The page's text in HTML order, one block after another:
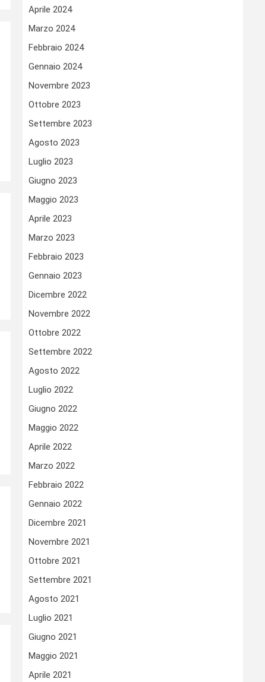
Aprile 2024
Marzo 2024
Febbraio 2024
Gennaio 2024
Novembre 2023
Ottobre 2023
Settembre 2023
Agosto 2023
Luglio 2023
Giugno 2023
Maggio 2023
Aprile 2023
Marzo 2023
Febbraio 2023
Gennaio 2023
Dicembre 2022
Novembre 2022
Ottobre 2022
Settembre 2022
Agosto 2022
Luglio 2022
Giugno 2022
Maggio 2022
Aprile 2022
Marzo 2022
Febbraio 2022
Gennaio 2022
Dicembre 2021
Novembre 2021
Ottobre 2021
Settembre 2021
Agosto 2021
Luglio 2021
Giugno 2021
Maggio 2021
Aprile 2021